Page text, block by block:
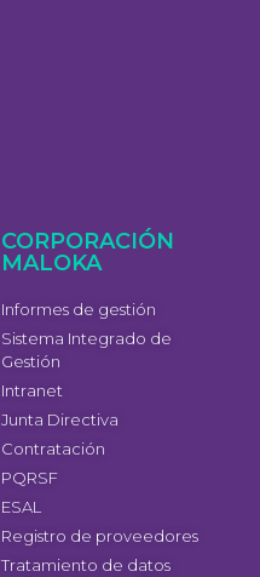
CORPORACIÓN
MALOKA
Informes de gestión
Sistema Integrado de
Gestión
Intranet
Junta Directiva
Contratación
PQRSF
ESAL
Registro de proveedores
Tratamiento de datos